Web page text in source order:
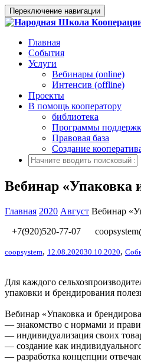
Переключение навигации
Главная
События
Услуги
Вебинары (online)
Интенсив (offline)
Проекты
В помощь кооператору
библиотека
Программы
Правовая база
Создание
Вебинар «Упаковка
Главная 2020 Август Вебинар
+7(920)520-77-07
coopsystem, 12.08.202030.10.2020,
Для каждого
упаковки и брендирования
Вебинар «Упаковка и
— знакомство с нормами и
— индивидуализация своих
— создание как
— разработка концепции